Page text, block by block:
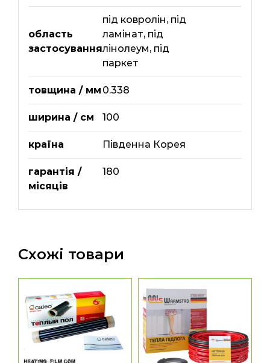
область
застосування
під ковролін, під
ламінат, під
лінолеум, під
паркет
товщина / мм 0.338
ширина / см 100
країна Південна Корея
гарантія /
місяців
180
Схожі товари